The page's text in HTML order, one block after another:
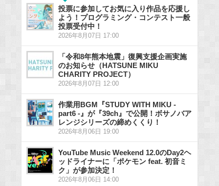
投票に参加してお気に入り作品を応援し
よう！プログラミング・コンテスト一般
投票受付中！
2026年8月07日 17:00
「令和8年熊本地震」復興支援企画実施
のお知らせ（HATSUNE MIKU
CHARITY PROJECT）
2026年8月07日 12:00
作業用BGM『STUDY WITH MIKU -
part6 -』が『39ch』で公開！ボサノバア
レンジシリーズの締めくくり！
2026年8月06日 19:00
YouTube Music Weekend 12.0のDay2ヘ
ッドライナーに「ポケモン feat. 初音ミ
ク」が参加決定！
2026年8月06日 14:00